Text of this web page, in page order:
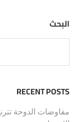
البحث
RECENT POSTS
مفاوضات الدوحة